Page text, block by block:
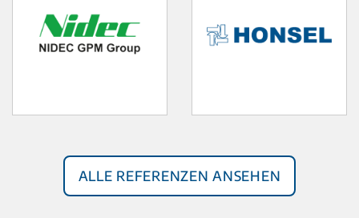
Alle Referenzen ansehen